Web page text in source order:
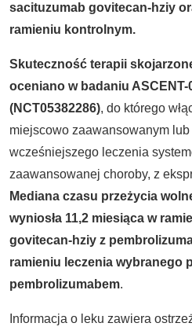
sacituzumab govitecan-hziy
ramieniu kontrolnym.
Skuteczność terapii
oceniano w badaniu ASCENT-
(NCT05382286), do którego
miejscowo zaawansowanym
wcześniejszego leczenia
zaawansowanej choroby, z
Mediana czasu przeżycia
wyniosła 11,2 miesiąca w
govitecan-hziy z
ramieniu leczenia wybranego
pembrolizumabem.
Informacja o leku zawiera